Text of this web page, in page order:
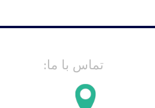
تماس با ما: